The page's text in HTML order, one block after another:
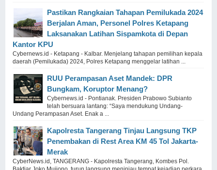
Pastikan Rangkaian Tahapan Pemilukada 2024
Berjalan Aman, Personel Polres Ketapang
Laksanakan Latihan Sispamkota di Depan
Kantor KPU
Cybernews.id - Ketapang - Kalbar. Menjelang tahapan pemilihan kepala
daerah (Pemilukada) 2024, Polres Ketapang menggelar latihan ...
RUU Perampasan Aset Mandek: DPR
Bungkam, Koruptor Menang?
Cybernews.id - Pontianak. Presiden Prabowo Subianto
telah bersuara lantang: “Saya mendukung Undang-
Undang Perampasan Aset. Enak a ...
Kapolresta Tangerang Tinjau Langsung TKP
Penembakan di Rest Area KM 45 Tol Jakarta-
Merak
CyberNews.id, TANGERANG - Kapolresta Tangerang, Kombes Pol.